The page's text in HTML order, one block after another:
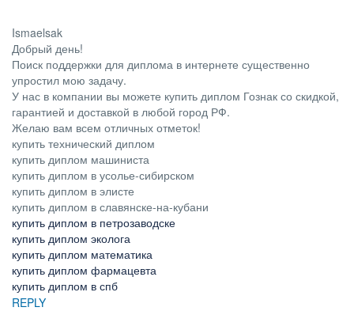
Ismaelsak
Добрый день!
Поиск поддержки для диплома в интернете существенно
упростил мою задачу.
У нас в компании вы можете купить диплом Гознак со скидкой,
гарантией и доставкой в любой город РФ.
Желаю вам всем отличных отметок!
купить технический диплом
купить диплом машиниста
купить диплом в усолье-сибирском
купить диплом в элисте
купить диплом в славянске-на-кубани
купить диплом в петрозаводске
купить диплом эколога
купить диплом математика
купить диплом фармацевта
купить диплом в спб
REPLY